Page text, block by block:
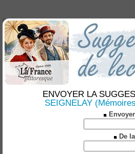
ENVOYER LA
SEIGNELAY
De